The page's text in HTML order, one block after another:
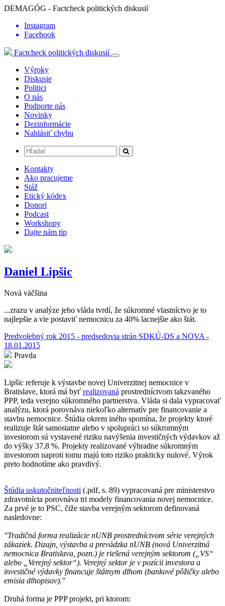
DEMAGÓG - Factcheck politických diskusií
Instagram
Facebook
Factcheck politických diskusií
Výroky
Diskusie
Politici
O nás
Podporte nás
Novinky
Dezinformácie
Nahlásiť chybu
Kontakty
Ako pracujeme
Stáž
Etický kódex
Donori
Podcast
Workshopy
Dajte nám tip
Daniel Lipšic
Nová väčšina
...zrazu v analýze jeho vláda tvrdí, že súkromné vlastníctvo je to
najlepšie a vie postaviť nemocnicu za 40% lacnejšie ako štát.
Predvolebný rok 2015 - predsedovia strán SDKÚ-DS a NOVA -
18.01.2015
Pravda
Lipšic referuje k výstavbe novej Univerzitnej nemocnice v
Bratislave, ktorá má byť realizovaná prostredníctvom takzvaného
PPP, teda verejno súkromného partnerstva. Vláda si dala vypracovať
analýzu, ktorá porovnáva niekoľko alternatív pre financovanie a
stavbu nemocnice. Štúdia okrem iného spomína, že projekty ktoré
realizuje štát samostatne alebo v spolupráci so súkromným
investorom sú vystavené riziku navýšenia investičných výdavkov až
do výšky 37,8 %. Projekty realizované výhradne súkromným
investorom naproti tomu majú toto riziko prakticky nulové. Výrok
preto hodnotíme ako pravdivý.
Štúdia uskutočniteľnosti (.pdf, s. 89) vypracovaná pre ministerstvo
zdravotnícta porovnáva tri modely financovania novej nemocnice.
Za prvé je to PSC, čiže stavba verejným sektorom definovaná
nasledovne:
"Tradičná forma realizácie nUNB prostredníctvom série verejných
zákaziek. Dizajn, výstavba a prevádzka nUNB (nová Univerzitná
nemocnica Bratislava, pozn.) je riešená verejným sektorom („VS“
alebo „Verejný sektor“). Verejný sektor je v pozícii investora a
investičné výdavky financuje štátnym dlhom (bankové pôžičky alebo
emisia dlhopisov)."
Druhá forma je PPP projekt, pri ktorom: